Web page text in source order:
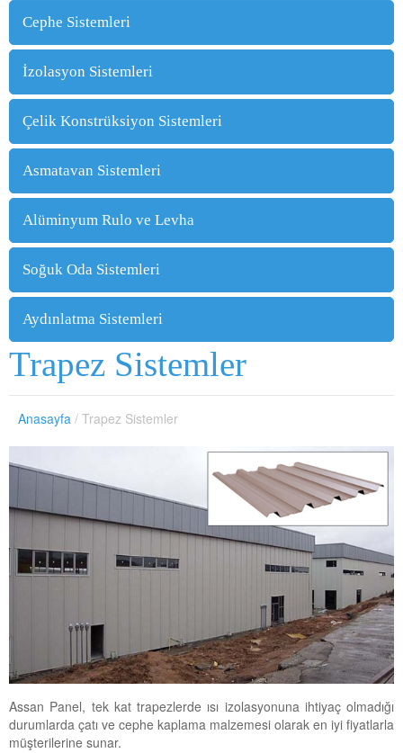
Cephe Sistemleri
İzolasyon Sistemleri
Çelik Konstrüksiyon Sistemleri
Asmatavan Sistemleri
Alüminyum Rulo ve Levha
Soğuk Oda Sistemleri
Aydınlatma Sistemleri
Trapez Sistemler
Anasayfa / Trapez Sistemler
Assan Panel, tek kat trapezlerde ısı izolasyonuna ihtiyaç olmadığı
durumlarda çatı ve cephe kaplama malzemesi olarak en iyi fiyatlarla
müşterilerine sunar.
W40 SİNÜS CEPHE PANELİ
W SİNÜS CEPHE PANELİ
W MİCRO CEPHE PANELİ
1000 WD CEPHE PANELİ
WT MİCRO
WT AKUSTİK CEPHE PANELİ